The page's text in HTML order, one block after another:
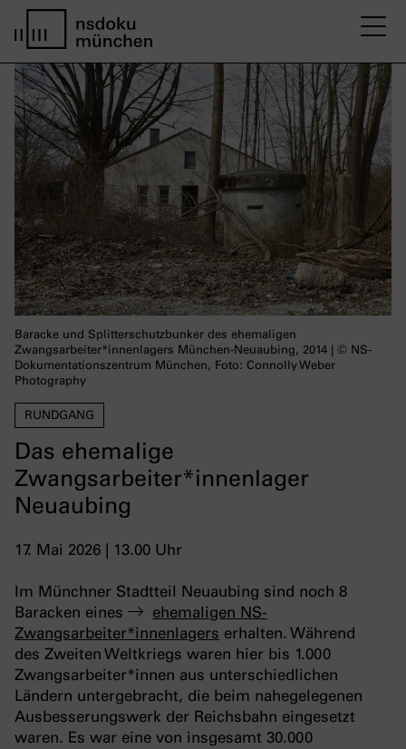
RUNDGANG
Das ehemalige
Zwangsarbeiter*innenlager
Neuaubing
17. Mai 2026 | 13.00 Uhr
Baracke und Splitterschutzbunker des ehemaligen
Zwangsarbeiter*innenlagers München-Neuaubing, 2014 | © NS-
Dokumentationszentrum München, Foto: Connolly Weber
Photography
Im Münchner Stadtteil Neuaubing sind noch 8
Baracken eines
ehemaligen NS-
Zwangsarbeiter*innenlagers erhalten. Während
des Zweiten Weltkriegs waren hier bis 1.000
Zwangsarbeiter*innen aus unterschiedlichen
Ländern untergebracht, die beim nahegelegenen
Ausbesserungswerk der Reichsbahn eingesetzt
waren. Es war eine von insgesamt 30.000